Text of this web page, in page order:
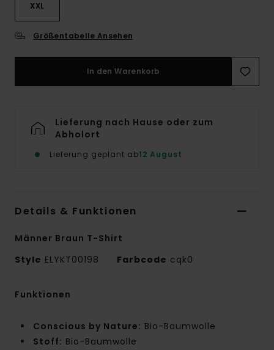
XXL
Größentabelle Ansehen
In den Warenkorb
Lieferung nach Hause oder zum
Abholort
Lieferung geplant ab12 August
Details & Funktionen
Männer Braun T-Shirt
Style ELYKT00198 Farbcode cqk0
Funktionen
Conscious by Nature: Bio-Baumwolle
Stoff: Bio-Baumwolle